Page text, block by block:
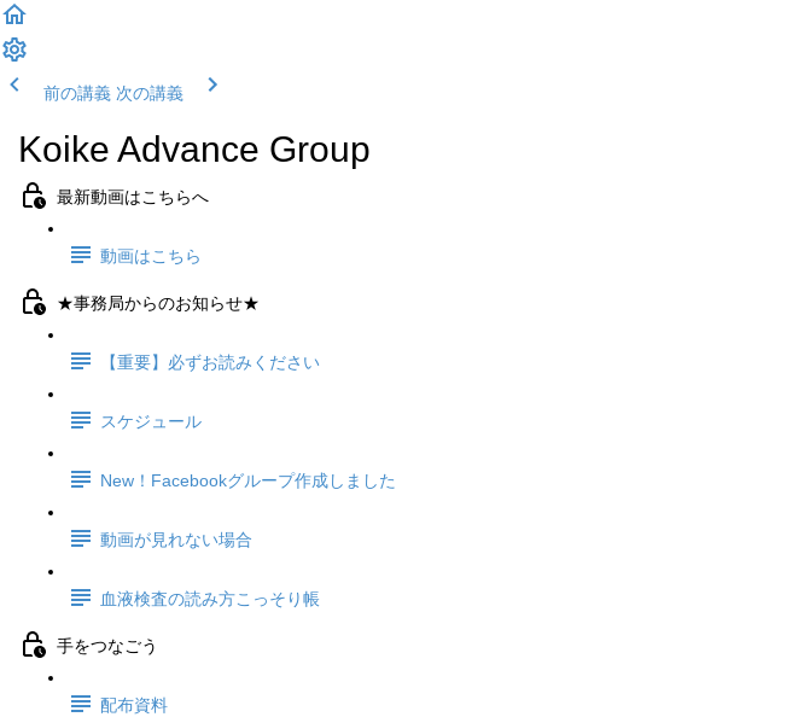
前の講義 次の講義
Koike Advance Group
最新動画はこちらへ
動画はこちら
★事務局からのお知らせ★
【重要】必ずお読みください
スケジュール
New！Facebookグループ作成しました
動画が見れない場合
血液検査の読み方こっそり帳
手をつなごう
配布資料